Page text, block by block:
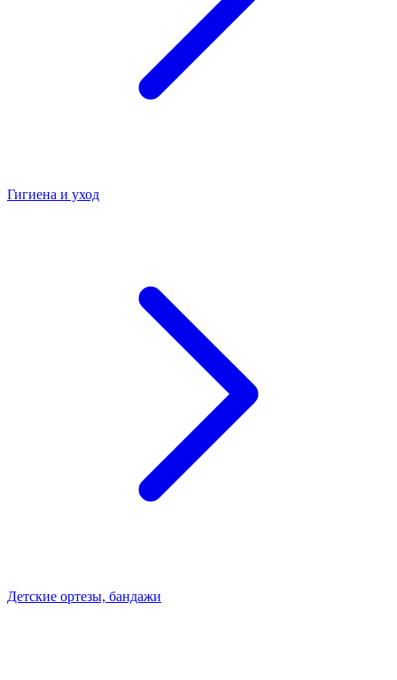
Гигиена и уход
Детские ортезы, бандажи